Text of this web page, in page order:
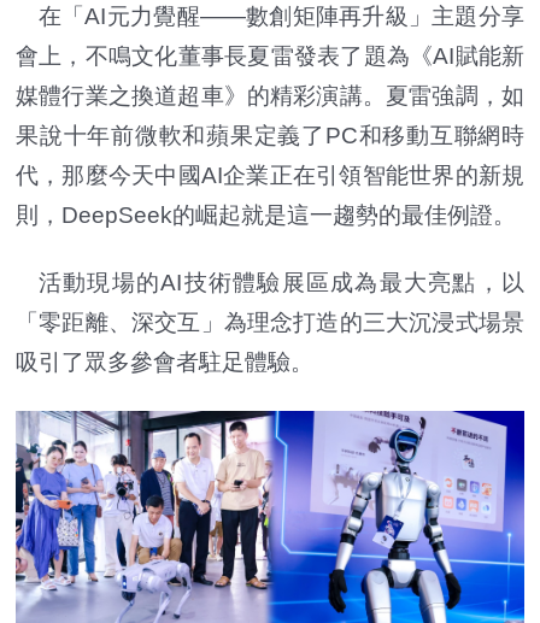
在「AI元力覺醒——數創矩陣再升級」主題分享
會上，不鳴文化董事長夏雷發表了題為《AI賦能新
媒體行業之換道超車》的精彩演講。夏雷強調，如
果說十年前微軟和蘋果定義了PC和移動互聯網時
代，那麼今天中國AI企業正在引領智能世界的新規
則，DeepSeek的崛起就是這一趨勢的最佳例證。
活動現場的AI技術體驗展區成為最大亮點，以
「零距離、深交互」為理念打造的三大沉浸式場景
吸引了眾多參會者駐足體驗。